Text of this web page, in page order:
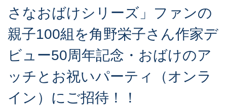
さなおばけシリーズ」ファンの
親子100組を角野栄子さん作家デ
ビュー50周年記念・おばけのア
ッチとお祝いパーティ（オンラ
イン）にご招待！！